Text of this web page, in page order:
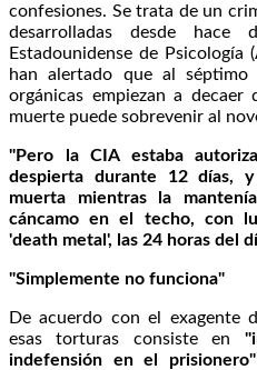
confesiones. Se trata de un
desarrolladas desde hace
Estadounidense de Psicología
han alertado que al
orgánicas empiezan a
muerte puede sobrevenir al
"Pero la CIA estaba
despierta durante 12 días,
muerta mientras la
cáncamo en el techo, con
'death metal', las 24 horas del
"Simplemente no funciona"
De acuerdo con el exagente
esas torturas consiste en
indefensión en el prisionero"